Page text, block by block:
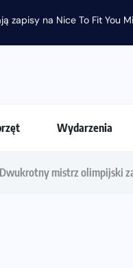
zapisy na Nice To Fit You
Wydarzenia
Dwukrotny mistrz olimpijski